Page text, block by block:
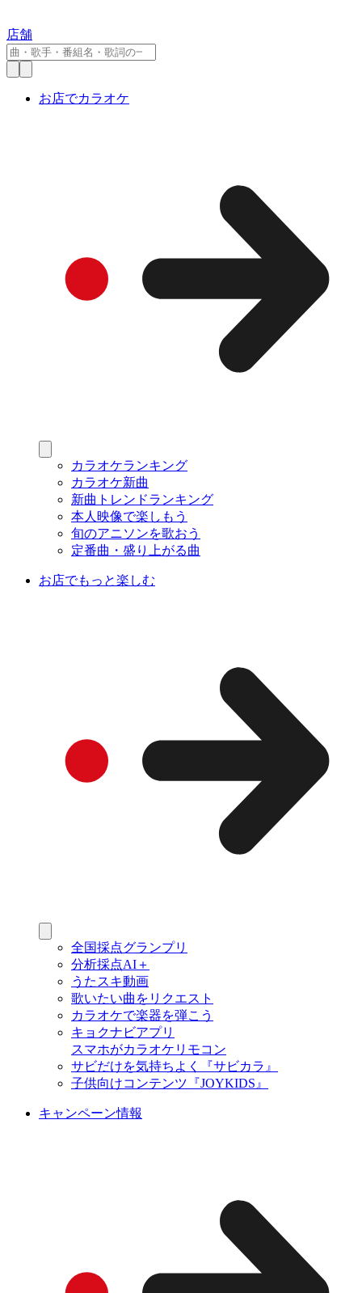
店舗
お店でカラオケ
カラオケランキング
カラオケ新曲
新曲トレンドランキング
本人映像で楽しもう
旬のアニソンを歌おう
定番曲・盛り上がる曲
お店でもっと楽しむ
全国採点グランプリ
分析採点AI＋
うたスキ動画
歌いたい曲をリクエスト
カラオケで楽器を弾こう
キョクナビアプリ
スマホがカラオケリモコン
サビだけを気持ちよく『サビカラ』
子供向けコンテンツ『JOYKIDS』
キャンペーン情報